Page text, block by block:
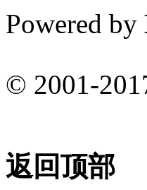
Powered by
© 2001-
返回顶部